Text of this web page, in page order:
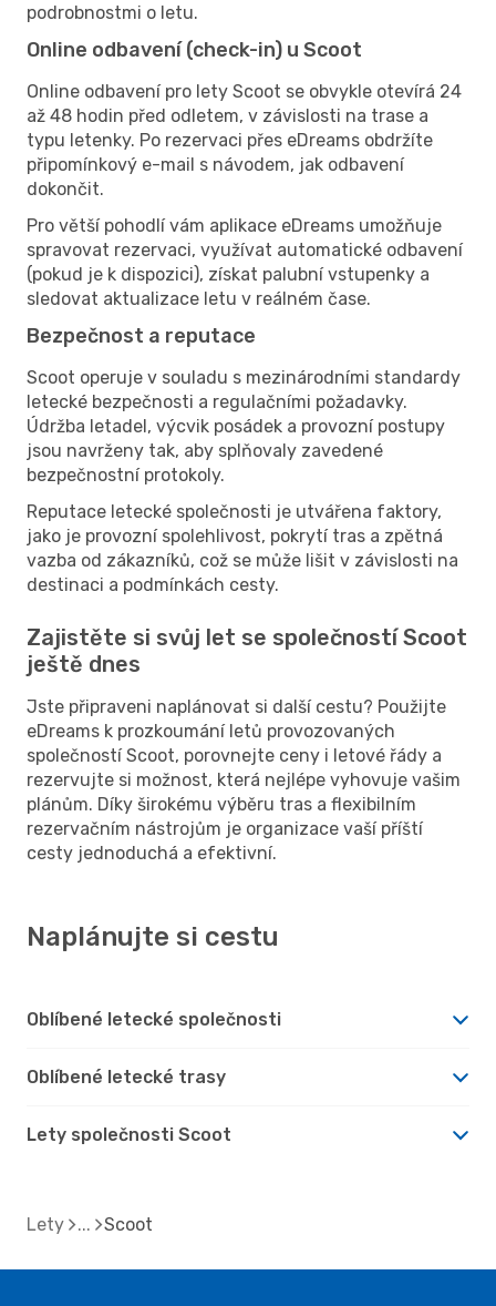
podrobnostmi o letu.
Online odbavení (check-in) u Scoot
Online odbavení pro lety Scoot se obvykle otevírá 24
až 48 hodin před odletem, v závislosti na trase a
typu letenky. Po rezervaci přes eDreams obdržíte
připomínkový e-mail s návodem, jak odbavení
dokončit.
Pro větší pohodlí vám aplikace eDreams umožňuje
spravovat rezervaci, využívat automatické odbavení
(pokud je k dispozici), získat palubní vstupenky a
sledovat aktualizace letu v reálném čase.
Bezpečnost a reputace
Scoot operuje v souladu s mezinárodními standardy
letecké bezpečnosti a regulačními požadavky.
Údržba letadel, výcvik posádek a provozní postupy
jsou navrženy tak, aby splňovaly zavedené
bezpečnostní protokoly.
Reputace letecké společnosti je utvářena faktory,
jako je provozní spolehlivost, pokrytí tras a zpětná
vazba od zákazníků, což se může lišit v závislosti na
destinaci a podmínkách cesty.
Zajistěte si svůj let se společností Scoot
ještě dnes
Jste připraveni naplánovat si další cestu? Použijte
eDreams k prozkoumání letů provozovaných
společností Scoot, porovnejte ceny i letové řády a
rezervujte si možnost, která nejlépe vyhovuje vašim
plánům. Díky širokému výběru tras a flexibilním
rezervačním nástrojům je organizace vaší příští
cesty jednoduchá a efektivní.
Naplánujte si cestu
Oblíbené letecké společnosti
Oblíbené letecké trasy
Lety společnosti Scoot
Lety Scoot